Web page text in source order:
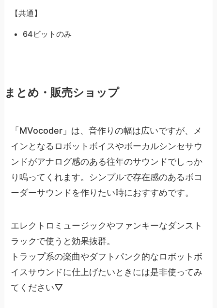
【共通】
64ビットのみ
まとめ・販売ショップ
「MVocoder」は、音作りの幅は広いですが、メ
インとなるロボットボイスやボーカルシンセサウ
ンドがアナログ感のある往年のサウンドでしっか
り鳴ってくれます。シンプルで存在感のあるボコ
ーダーサウンドを作りたい時におすすめです。
エレクトロミュージックやファンキーなダンスト
ラックで使うと効果抜群。
トラップ系の楽曲やダフトパンク的なロボットボ
イスサウンドに仕上げたいときには是非使ってみ
てください▽